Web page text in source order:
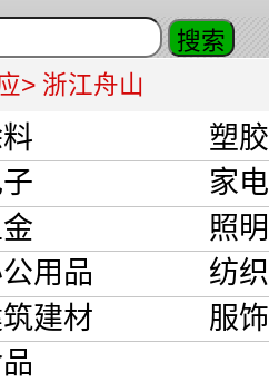
> 浙江舟山
塑胶
家电
照明
用品
纺织
建材
服饰